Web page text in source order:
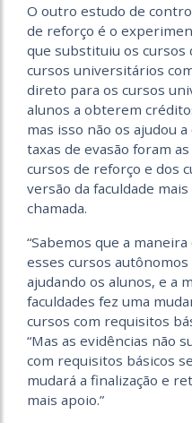
O outro estudo de
de reforço é o
que substituiu os
cursos universitários
direto para os cursos
alunos a obterem
mas isso não os ajudou
taxas de evasão foram
cursos de reforço e dos
versão da faculdade
chamada.
“Sabemos que a
esses cursos
ajudando os alunos, e a
faculdades fez uma
cursos com requisitos
“Mas as evidências não
com requisitos básicos
mudará a finalização e
mais apoio.”